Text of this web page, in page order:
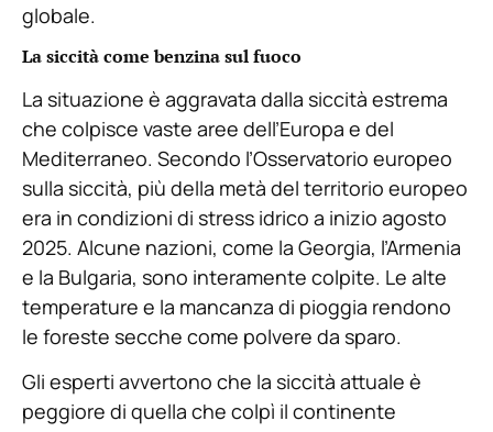
globale.
La siccità come benzina sul fuoco
La situazione è aggravata dalla siccità estrema
che colpisce vaste aree dell’Europa e del
Mediterraneo. Secondo l’Osservatorio europeo
sulla siccità, più della metà del territorio europeo
era in condizioni di stress idrico a inizio agosto
2025. Alcune nazioni, come la Georgia, l’Armenia
e la Bulgaria, sono interamente colpite. Le alte
temperature e la mancanza di pioggia rendono
le foreste secche come polvere da sparo.
Gli esperti avvertono che la siccità attuale è
peggiore di quella che colpì il continente